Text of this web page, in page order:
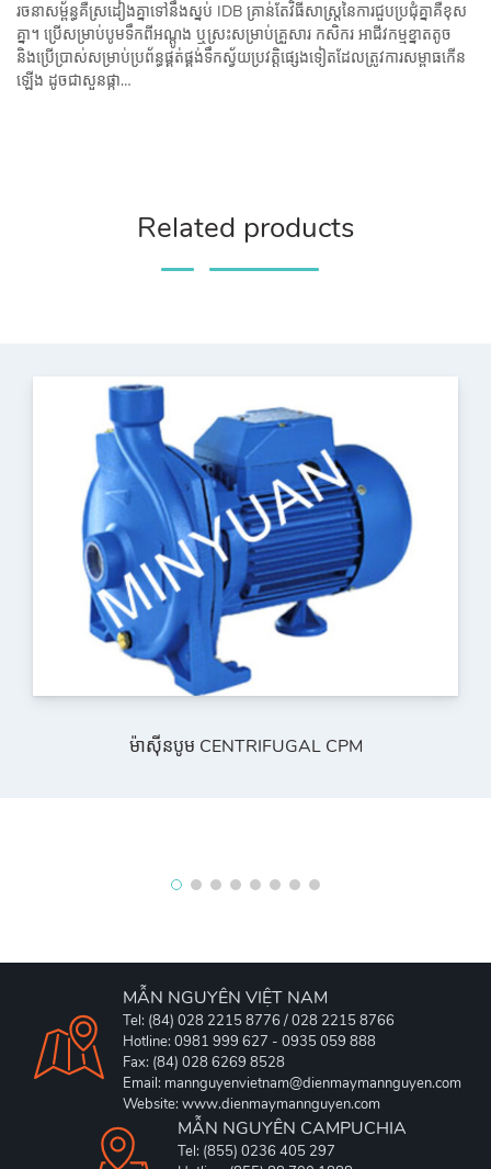
រចនាសម្ព័ន្ធគឺស្រដៀងគ្នាទៅនឹងស្នប់ IDB គ្រាន់តែវិធីសាស្រ្តនៃការជួបប្រជុំគ្នាគឺខុស
គ្នា។ ប្រើសម្រាប់បូមទឹកពីអណ្តូង ឬស្រះសម្រាប់គ្រួសារ កសិករ អាជីវកម្មខ្នាតតូច
និងប្រើប្រាស់សម្រាប់ប្រព័ន្ធផ្គត់ផ្គង់ទឹកស្វ័យប្រវត្តិផ្សេងទៀតដែលត្រូវការសម្ពាធកើន
ឡើង ដូចជាសួនផ្កា…
Related products
ម៉ាស៊ីនបូម CENTRIFUGAL CPM
MẪN NGUYÊN VIỆT NAM
Tel: (84) 028 2215 8776 / 028 2215 8766
Hotline: 0981 999 627 - 0935 059 888
Fax: (84) 028 6269 8528
Email: mannguyenvietnam@dienmaymannguyen.com
Website: www.dienmaymannguyen.com
MẪN NGUYÊN CAMPUCHIA
Tel: (855) 0236 405 297